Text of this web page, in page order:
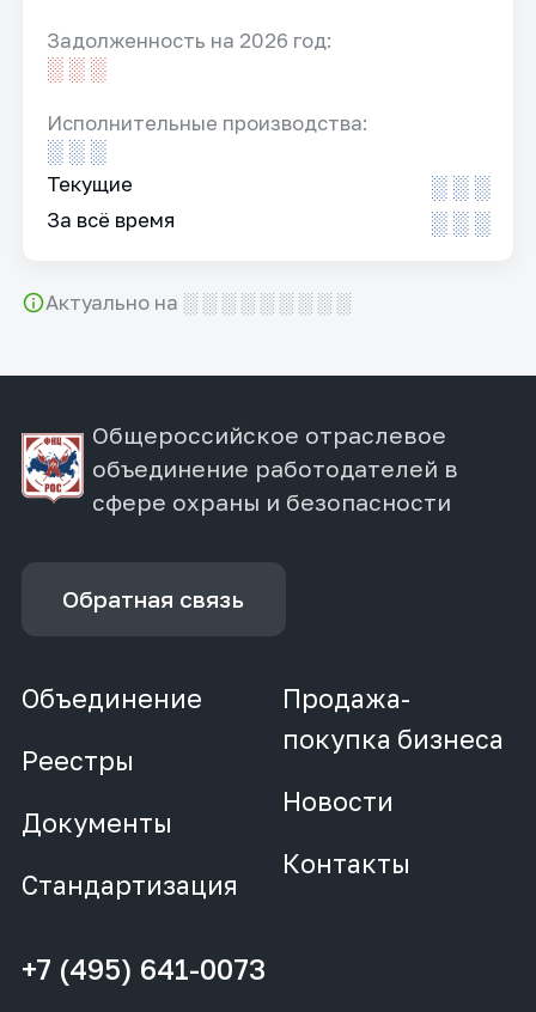
Задолженность на 2026 год:
░ ░ ░
Исполнительные производства:
░ ░ ░
Текущие ░ ░ ░
За всё время ░ ░ ░
Актуально на ░ ░ ░ ░ ░ ░ ░ ░ ░
Общероссийское отраслевое
объединение работодателей в
сфере охраны и безопасности
Обратная связь
Объединение
Реестры
Документы
Стандартизация
Продажа-
покупка бизнеса
Новости
Контакты
+7 (495) 641-0073